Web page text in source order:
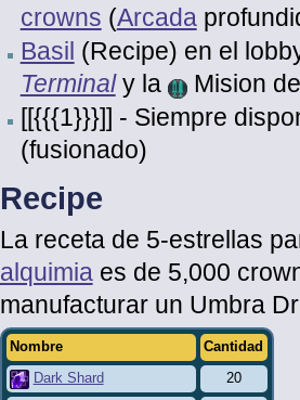
crowns (Arcada
Basil (Recipe) en el
Terminaly la
Mision
[[{{{1}}}]] - Siempre
(fusionado)
Recipe
La receta de 5-estrellas
alquimiaes de 5,000
manufacturar un Umbra
Nombre Cantidad
Dark Shard 20